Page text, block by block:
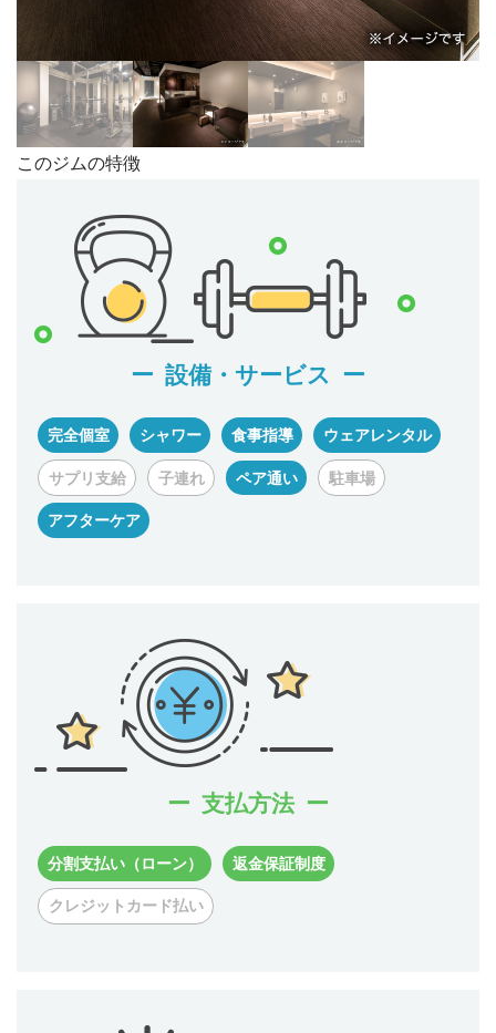
このジムの特徴
設備・サービス
完全個室 シャワー 食事指導 ウェアレンタル
サプリ支給 子連れ ペア通い 駐車場
アフターケア
支払方法
分割支払い（ローン） 返金保証制度
クレジットカード払い